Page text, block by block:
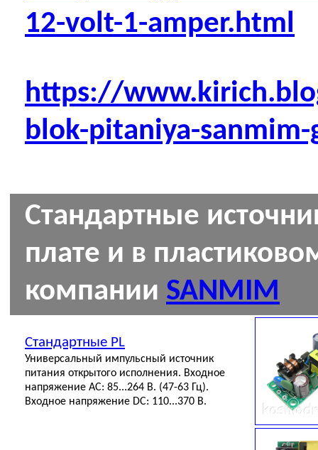
12-volt-1-amper.html
https://
blok-pitaniya-
Стандартные
плате и в
компании SANMIM
Стандартные PL
Универсальный импульсный источник
питания открытого исполнения. Входное
напряжение АС: 85...264 В. (47-63 Гц).
Входное напряжение DC: 110...370 В.